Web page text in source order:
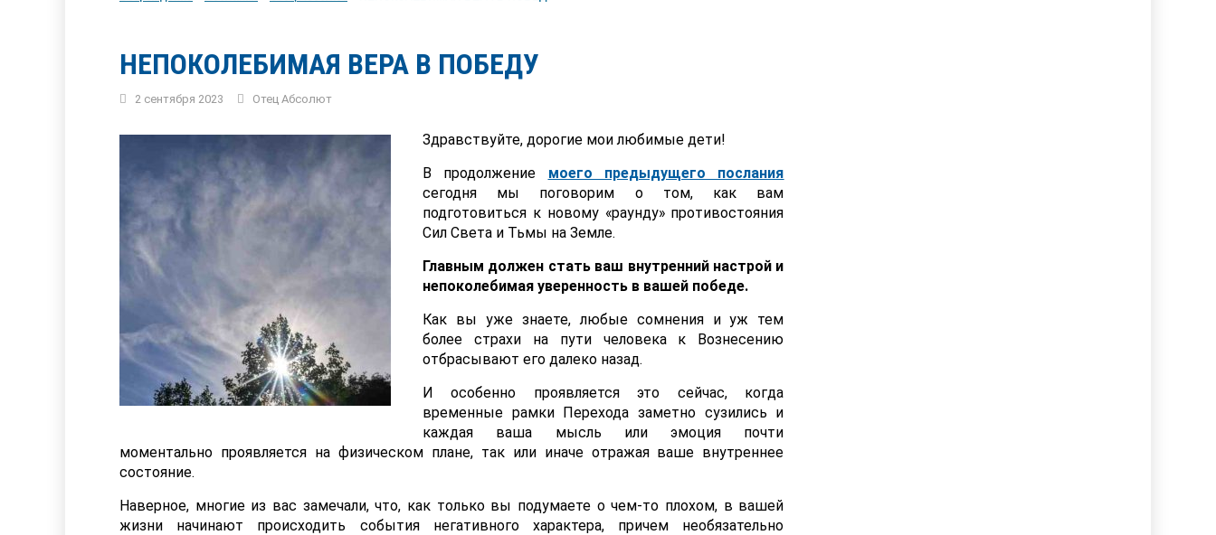
НЕПОКОЛЕБИМАЯ ВЕРА В ПОБЕДУ
2 сентября 2023 Отец Абсолют
Здравствуйте, дорогие мои любимые дети!
В продолжение моего предыдущего послания
сегодня мы поговорим о том, как вам
подготовиться к новому «раунду» противостояния
Сил Света и Тьмы на Земле.
Главным должен стать ваш внутренний настрой и
непоколебимая уверенность в вашей победе.
Как вы уже знаете, любые сомнения и уж тем
более страхи на пути человека к Вознесению
отбрасывают его далеко назад.
И особенно проявляется это сейчас, когда
временные рамки Перехода заметно сузились и
каждая ваша мысль или эмоция почти
моментально проявляется на физическом плане, так или иначе отражая ваше внутреннее
состояние.
Наверное, многие из вас замечали, что, как только вы подумаете о чем-то плохом, в вашей
жизни начинают происходить события негативного характера, причем необязательно